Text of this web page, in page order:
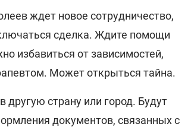
ждет новое сотрудничество,
сделка. Ждите помощи
избавиться от зависимостей,
Может открыться тайна.
другую страну или город. Будут
документов, связанных с